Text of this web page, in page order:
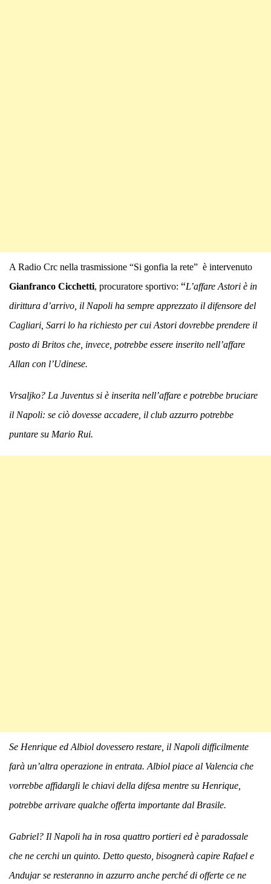
A Radio Crc nella trasmissione “Si gonfia la rete” è intervenuto
Gianfranco Cicchetti, procuratore sportivo: “L’affare Astori è in
dirittura d’arrivo, il Napoli ha sempre apprezzato il difensore del
Cagliari, Sarri lo ha richiesto per cui Astori dovrebbe prendere il
posto di Britos che, invece, potrebbe essere inserito nell’affare
Allan con l’Udinese.
Vrsaljko? La Juventus si è inserita nell’affare e potrebbe bruciare
il Napoli: se ciò dovesse accadere, il club azzurro potrebbe
puntare su Mario Rui.
Se Henrique ed Albiol dovessero restare, il Napoli difficilmente
farà un’altra operazione in entrata. Albiol piace al Valencia che
vorrebbe affidargli le chiavi della difesa mentre su Henrique,
potrebbe arrivare qualche offerta importante dal Brasile.
Gabriel? Il Napoli ha in rosa quattro portieri ed è paradossale
che ne cerchi un quinto. Detto questo, bisognerà capire Rafael e
Andujar se resteranno in azzurro anche perché di offerte ce ne